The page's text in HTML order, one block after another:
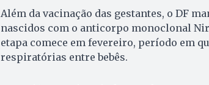
Além da vacinação das gestantes, o DF
nascidos com o anticorpo monoclonal
etapa comece em fevereiro, período em
respiratórias entre bebês.